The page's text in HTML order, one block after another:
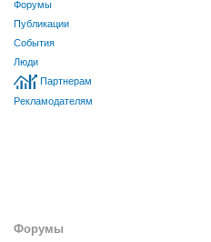
Форумы
Публикации
События
Люди
Партнерам
Рекламодателям
Форумы